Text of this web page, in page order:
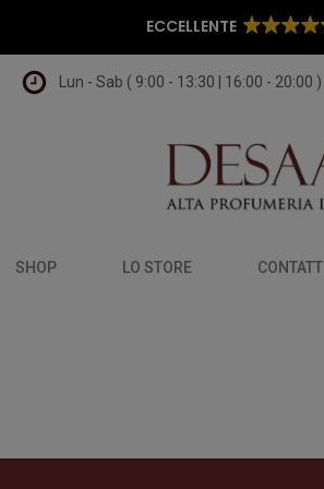
ECCELLENTE
Lun - Sab ( 9:00 - 13:30 | 16:00 - 20:00 )
SHOP LO STORE CONTATTI